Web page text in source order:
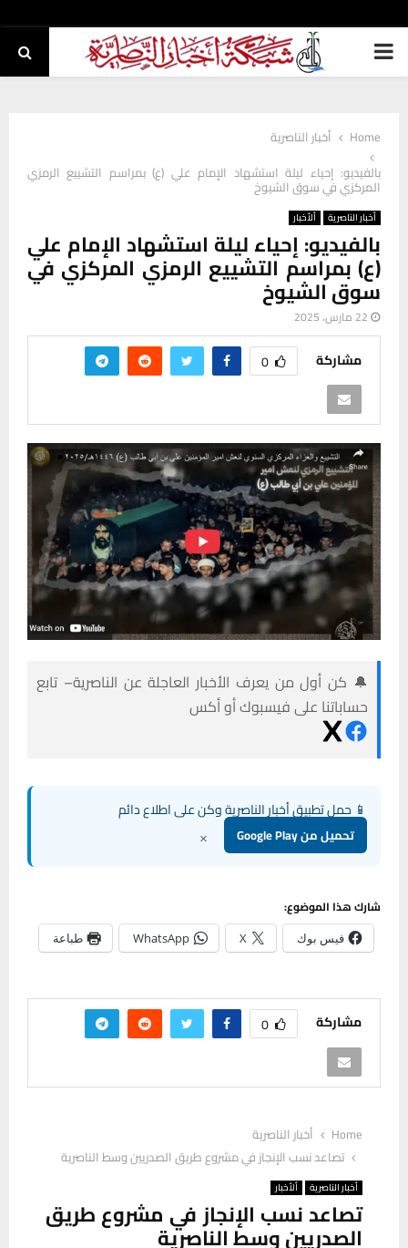
PRIMARY
Home
أخبار الناصرية
بالفيديو: إحياء ليلة استشهاد الإمام علي (ع) بمراسم التشييع الرمزي
المركزي في سوق الشيوخ
أخبار الناصرية ألأخبار
بالفيديو: إحياء ليلة استشهاد الإمام علي
(ع) بمراسم التشييع الرمزي المركزي في
سوق الشيوخ
22 مارس، 2025
مشاركة 0
🔔 كن أول من يعرف الأخبار العاجلة عن الناصرية– تابع
حساباتنا على فيسبوك أو أكس
📱 حمل تطبيق أخبار الناصرية وكن على اطلاع دائم
تحميل من Google Play ×
شارك هذا الموضوع:
فيس بوك X
WhatsApp طباعة
مشاركة 0
Home
أخبار الناصرية
تصاعد نسب الإنجاز في مشروع طريق الصدريين وسط الناصرية
أخبار الناصرية ألأخبار
تصاعد نسب الإنجاز في مشروع طريق
الصدريين وسط الناصرية